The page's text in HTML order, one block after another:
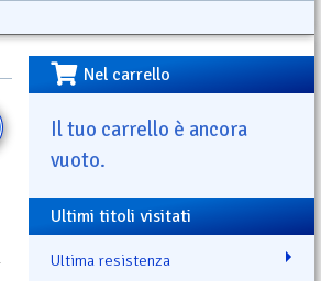
Nel carrello
Il tuo carrello è ancora
vuoto.
Ultimi titoli visitati
Ultima resistenza